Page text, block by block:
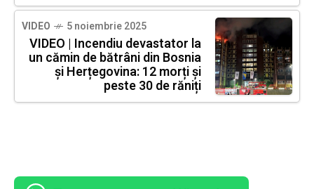
VIDEO 5 noiembrie 2025
VIDEO | Incendiu devastator la
un cămin de bătrâni din Bosnia
și Herțegovina: 12 morți și
peste 30 de răniți